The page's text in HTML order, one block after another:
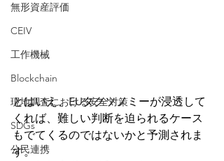
無形資産評価
CEIV
工作機械
Blockchain
現地調査における安全対策
SDGs
公民連携
とはいえ、EUタクソノミーが浸透して
くれば、難しい判断を迫られるケース
もでてくるのではないかと予測されま
す。